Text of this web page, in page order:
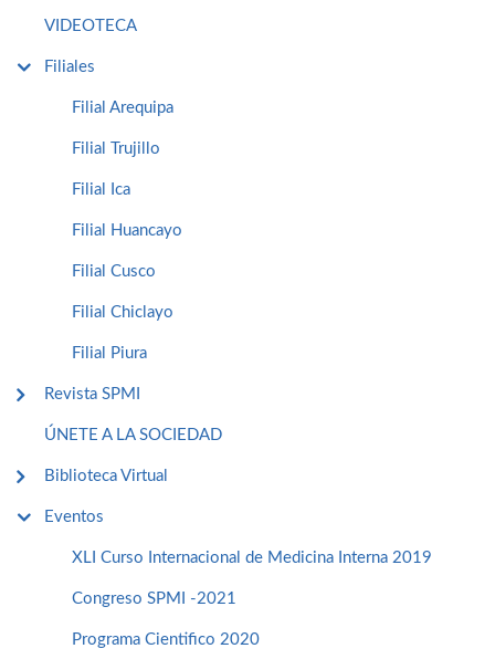
VIDEOTECA
Filiales
Filial Arequipa
Filial Trujillo
Filial Ica
Filial Huancayo
Filial Cusco
Filial Chiclayo
Filial Piura
Revista SPMI
ÚNETE A LA SOCIEDAD
Biblioteca Virtual
Eventos
XLI Curso Internacional de Medicina Interna 2019
Congreso SPMI -2021
Programa Cientifico 2020